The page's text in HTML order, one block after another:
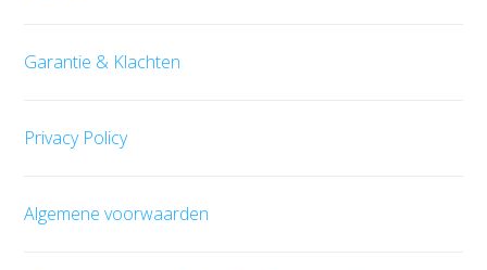
Garantie & Klachten
Privacy Policy
Algemene voorwaarden